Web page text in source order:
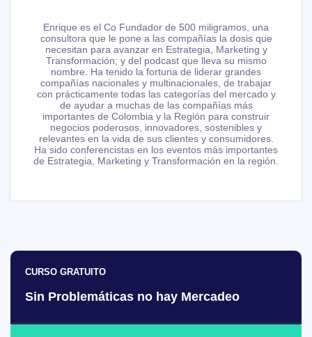
Enrique es el Co Fundador de 500 miligramos, una
consultora que le pone a las compañías la dosis que
necesitan para avanzar en Estrategia, Marketing y
Transformación; y del podcast que lleva su mismo
nombre. Ha tenido la fortuna de liderar grandes
compañías nacionales y multinacionales, de trabajar
con prácticamente todas las categorías del mercado y
de ayudar a muchas de las compañías más
importantes de Colombia y la Región para construir
negocios poderosos, innovadores, sostenibles y
relevantes en la vida de sus clientes y consumidores.
Ha sido conferencistas en los eventos más importantes
de Estrategia, Marketing y Transformación en la región.
CURSO GRATUITO
Sin Problemáticas no hay Mercadeo